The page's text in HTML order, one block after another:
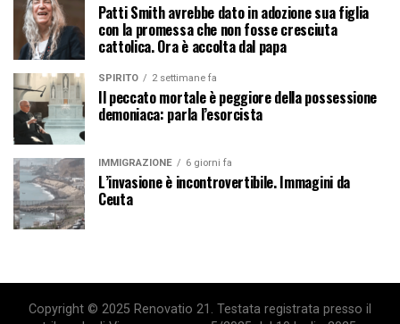
Patti Smith avrebbe dato in adozione sua figlia
con la promessa che non fosse cresciuta
cattolica. Ora è accolta dal papa
SPIRITO 2 settimane fa
Il peccato mortale è peggiore della possessione
demoniaca: parla l’esorcista
IMMIGRAZIONE 6 giorni fa
L’invasione è incontrovertibile. Immagini da
Ceuta
Copyright © 2025 Renovatio 21. Testata registrata presso il